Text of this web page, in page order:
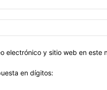
electrónico y sitio web en
en dígitos: